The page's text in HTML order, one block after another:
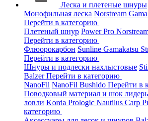
Леска и плетеные шнуры
Монофильная леска Norstream
Перейти в категорию
Плетеный шнур Power Pro
Перейти в категорию
Флюорокарбон Sunline Gamakatsu
Перейти в категорию
Шнуры и подлески нахлыстовые
BalzerПерейти в категорию
NanoFil NanoFil Bushido Перейти в
Поводковый материал и шок
ловли Korda Prologic Nautilus Carp
категорию